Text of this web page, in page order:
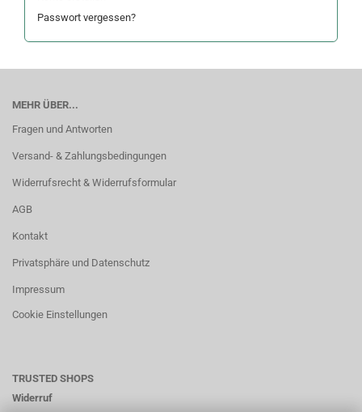
Passwort vergessen?
MEHR ÜBER...
Fragen und Antworten
Versand- & Zahlungsbedingungen
Widerrufsrecht & Widerrufsformular
AGB
Kontakt
Privatsphäre und Datenschutz
Impressum
Cookie Einstellungen
TRUSTED SHOPS
Widerruf